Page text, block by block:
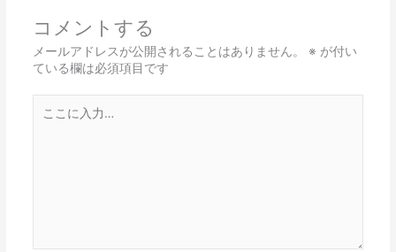
コメントする
メールアドレスが公開されることはありません。 ※ が付い
ている欄は必須項目です